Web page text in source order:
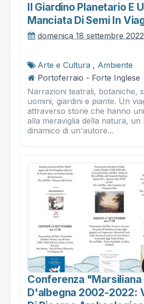
Il Giardino Planetario E
Manciata Di Semi In
domenica 18 settembre 2022
Arte e Cultura , Ambiente
Portoferraio - Forte Inglese
Narrazioni teatrali, botaniche,
uomini, giardini e piante. Un
attraverso storie che hanno
alla meraviglia della natura, un
dinamico di un'autore...
Conferenza "marsiliana
D'albegna 2002-2022: